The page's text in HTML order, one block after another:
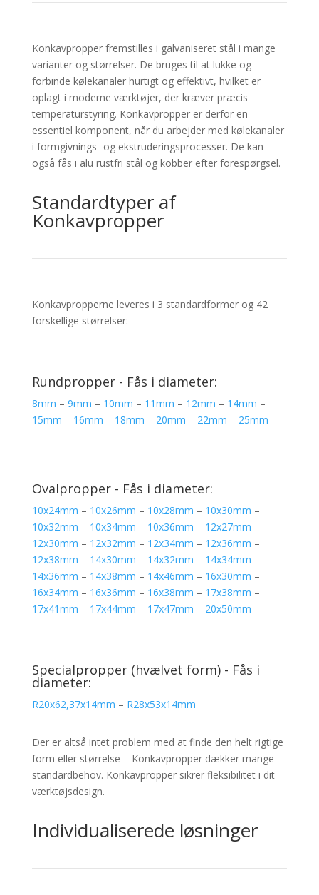
Konkavpropper fremstilles i galvaniseret stål i mange
varianter og størrelser. De bruges til at lukke og
forbinde kølekanaler hurtigt og effektivt, hvilket er
oplagt i moderne værktøjer, der kræver præcis
temperaturstyring. Konkavpropper er derfor en
essentiel komponent, når du arbejder med kølekanaler
i formgivnings- og ekstruderingsprocesser. De kan
også fås i alu rustfri stål og kobber efter forespørgsel.
Standardtyper af
Konkavpropper
Konkavpropperne leveres i 3 standardformer og 42
forskellige størrelser:
Rundpropper - Fås i diameter:
8mm – 9mm – 10mm – 11mm – 12mm – 14mm –
15mm – 16mm – 18mm – 20mm – 22mm – 25mm
Ovalpropper - Fås i diameter:
10x24mm – 10x26mm – 10x28mm – 10x30mm –
10x32mm – 10x34mm – 10x36mm – 12x27mm –
12x30mm – 12x32mm – 12x34mm – 12x36mm –
12x38mm – 14x30mm – 14x32mm – 14x34mm –
14x36mm – 14x38mm – 14x46mm – 16x30mm –
16x34mm – 16x36mm – 16x38mm – 17x38mm –
17x41mm – 17x44mm – 17x47mm – 20x50mm
Specialpropper (hvælvet form) - Fås i
diameter:
R20x62,37x14mm – R28x53x14mm
Der er altså intet problem med at finde den helt rigtige
form eller størrelse – Konkavpropper dækker mange
standardbehov. Konkavpropper sikrer fleksibilitet i dit
værktøjsdesign.
Individualiserede løsninger